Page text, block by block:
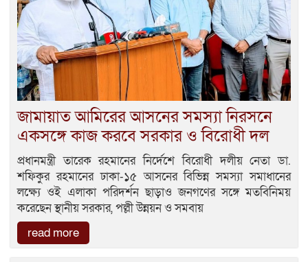
জামায়াত আমিরের আসনের সমস্যা নিরসনে
একসঙ্গে কাজ করবে সরকার ও বিরোধী দল
প্রধানমন্ত্রী তারেক রহমানের নির্দেশে বিরোধী দলীয় নেতা ডা.
শফিকুর রহমানের ঢাকা-১৫ আসনের বিভিন্ন সমস্যা সমাধানের
লক্ষ্যে ওই এলাকা পরিদর্শন ছাড়াও জনগণের সঙ্গে মতবিনিময়
করেছেন স্থানীয় সরকার, পল্লী উন্নয়ন ও সমবায়
read more